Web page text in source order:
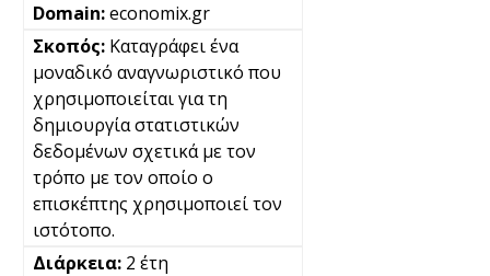
economix.gr
Καταγράφει ένα
μοναδικό αναγνωριστικό που
χρησιμοποιείται για τη
δημιουργία στατιστικών
δεδομένων σχετικά με τον
τρόπο με τον οποίο ο
επισκέπτης χρησιμοποιεί τον
ιστότοπο.
2 έτη